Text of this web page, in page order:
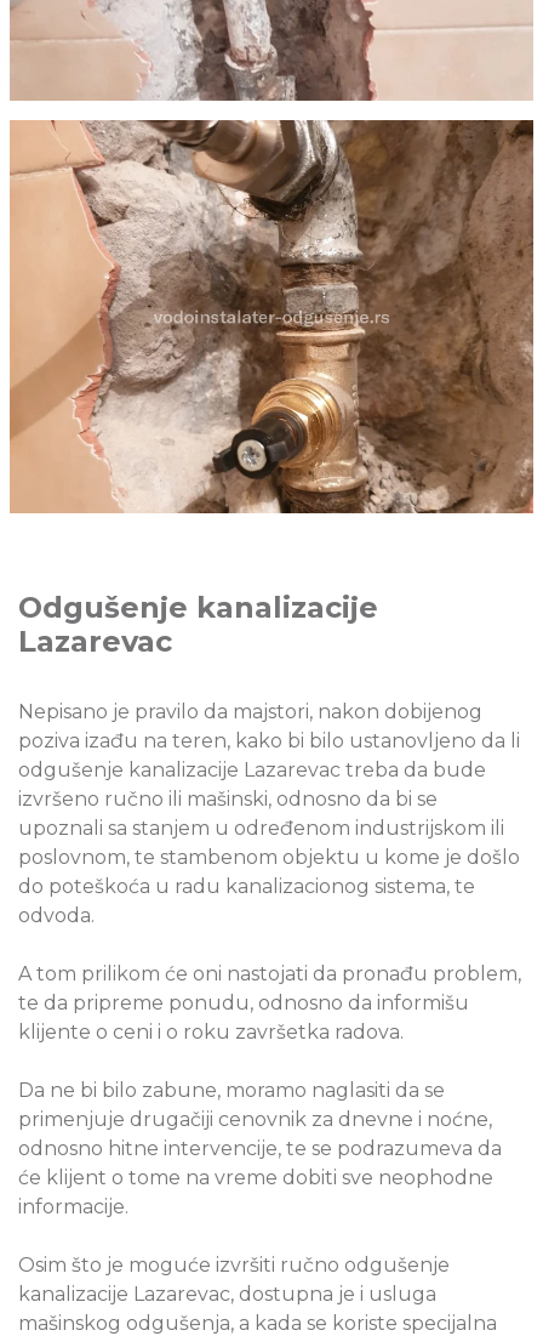
Odgušenje kanalizacije
Lazarevac
Nepisano je pravilo da majstori, nakon dobijenog
poziva izađu na teren, kako bi bilo ustanovljeno da li
odgušenje kanalizacije Lazarevac treba da bude
izvršeno ručno ili mašinski, odnosno da bi se
upoznali sa stanjem u određenom industrijskom ili
poslovnom, te stambenom objektu u kome je došlo
do poteškoća u radu kanalizacionog sistema, te
odvoda.
A tom prilikom će oni nastojati da pronađu problem,
te da pripreme ponudu, odnosno da informišu
klijente o ceni i o roku završetka radova.
Da ne bi bilo zabune, moramo naglasiti da se
primenjuje drugačiji cenovnik za dnevne i noćne,
odnosno hitne intervencije, te se podrazumeva da
će klijent o tome na vreme dobiti sve neophodne
informacije.
Osim što je moguće izvršiti ručno odgušenje
kanalizacije Lazarevac, dostupna je i usluga
mašinskog odgušenja, a kada se koriste specijalna